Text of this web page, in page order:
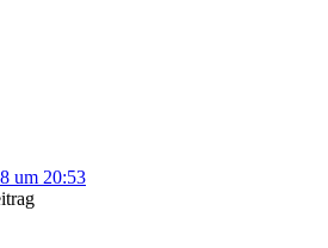
um 20:53